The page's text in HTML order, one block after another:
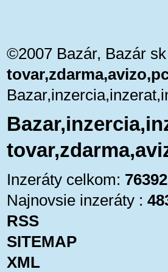
©2007 Bazár, Bazár
Inzeráty celkom: 76392
Najnovsie inzeráty :
RSS
SITEMAP
XML